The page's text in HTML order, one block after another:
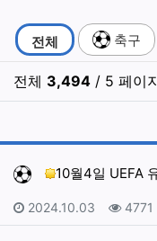
스포츠분석픽
전체 축구
전체 3,494 / 5 페이
10월4일 UEFA 유
작성일
2024.10.03 조회
4771